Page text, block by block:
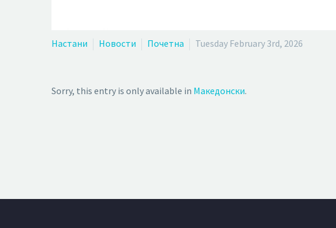
Настани Новости Почетна Tuesday February 3rd, 2026
Sorry, this entry is only available in Македонски.